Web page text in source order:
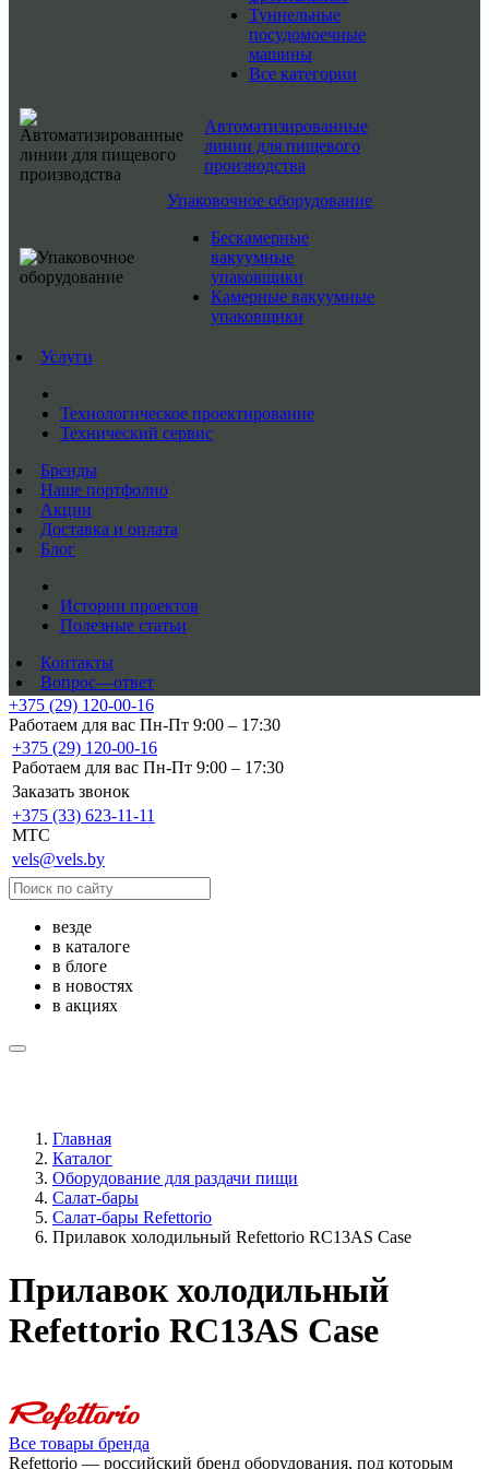
Туннельные
посудомоечные
машины
Все категории
Автоматизированные
линии для пищевого
производства
Упаковочное оборудование
Бескамерные
вакуумные
упаковщики
Камерные вакуумные
упаковщики
Услуги
Технологическое проектирование
Технический сервис
Бренды
Наше портфолио
Акции
Доставка и оплата
Блог
Истории проектов
Полезные статьи
Контакты
Вопрос—ответ
+375 (29) 120-00-16
Работаем для вас Пн-Пт 9:00 – 17:30
+375 (29) 120-00-16
Работаем для вас Пн-Пт 9:00 – 17:30
Заказать звонок
+375 (33) 623-11-11
MTC
vels@vels.by
везде
в каталоге
в блоге
в новостях
в акциях
Главная
Каталог
Оборудование для раздачи пищи
Салат-бары
Салат-бары Refettorio
Прилавок холодильный Refettorio RС13AS Case
Прилавок холодильный
Refettorio RС13AS Case
Все товары бренда
Refettorio — российский бренд оборудования, под которым